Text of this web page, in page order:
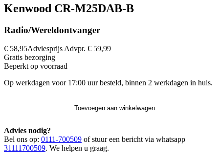
Kenwood CR-M25DAB-B
Radio/Wereldontvanger
€ 58,95Adviesprijs Advpr. € 59,99
Gratis bezorging
Beperkt op voorraad
Op werkdagen voor 17:00 uur besteld, binnen 2 werkdagen in huis.
Toevoegen aan winkelwagen
Advies nodig?
Bel ons op: 0111-700509 of stuur een bericht via whatsapp
31111700509. We helpen u graag.